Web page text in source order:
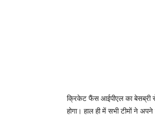
क्रिकेट फैंस आईपीएल का बेसब्री
होगा। हाल ही में सभी टीमों ने